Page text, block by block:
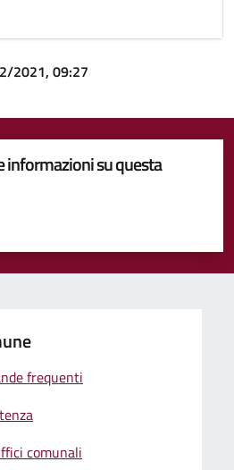
2021, 09:27
informazioni su questa
su 5
su 5
5
frequenti
comunali